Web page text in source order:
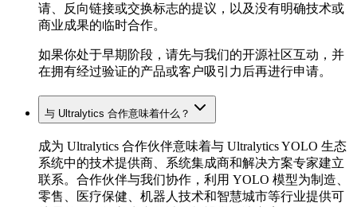
请、反向链接或交换标志的提议，以及没有明确技术或
商业成果的临时合作。
如果你处于早期阶段，请先与我们的开源社区互动，并
在拥有经过验证的产品或客户吸引力后再进行申请。
与 Ultralytics 合作意味着什么？
成为 Ultralytics 合作伙伴意味着与 Ultralytics YOLO 生态
系统中的技术提供商、系统集成商和解决方案专家建立
联系。合作伙伴与我们协作，利用 YOLO 模型为制造、
零售、医疗保健、机器人技术和智慧城市等行业提供可